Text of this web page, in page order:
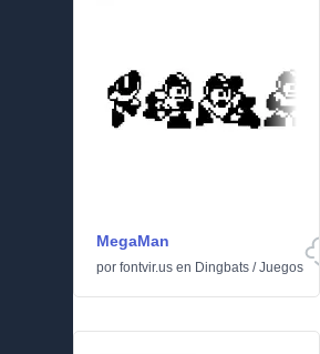
MegaMan
por fontvir.us en Dingbats /Juegos